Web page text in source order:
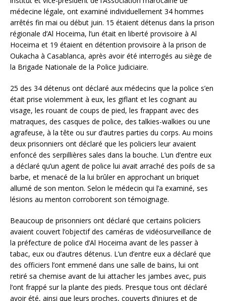
médecine légale, ont examiné individuellement 34 hommes
arrêtés fin mai ou début juin. 15 étaient détenus dans la prison
régionale d’Al Hoceima, l’un était en liberté provisoire à Al
Hoceima et 19 étaient en détention provisoire à la prison de
Oukacha à Casablanca, après avoir été interrogés au siège de
la Brigade Nationale de la Police Judiciaire.
25 des 34 détenus ont déclaré aux médecins que la police s’en
était prise violemment à eux, les giflant et les cognant au
visage, les rouant de coups de pied, les frappant avec des
matraques, des casques de police, des talkies-walkies ou une
agrafeuse, à la tête ou sur d’autres parties du corps. Au moins
deux prisonniers ont déclaré que les policiers leur avaient
enfoncé des serpillières sales dans la bouche. L’un d’entre eux
a déclaré qu’un agent de police lui avait arraché des poils de sa
barbe, et menacé de la lui brûler en approchant un briquet
allumé de son menton. Selon le médecin qui l’a examiné, ses
lésions au menton corroborent son témoignage.
Beaucoup de prisonniers ont déclaré que certains policiers
avaient couvert l’objectif des caméras de vidéosurveillance de
la préfecture de police d’Al Hoceima avant de les passer à
tabac, eux ou d’autres détenus. L’un d’entre eux a déclaré que
des officiers l’ont emmené dans une salle de bains, lui ont
retiré sa chemise avant de lui attacher les jambes avec, puis
l’ont frappé sur la plante des pieds. Presque tous ont déclaré
avoir été, ainsi que leurs proches, couverts d’injures et de